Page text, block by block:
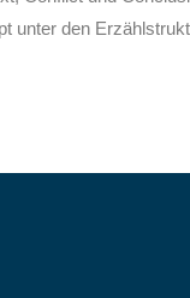
unter den